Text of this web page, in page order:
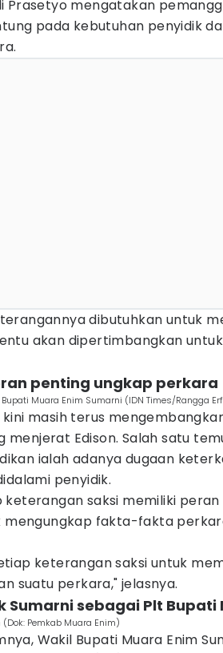
Prasetyo mengatakan
pada kebutuhan penyidik
dibutuhkan untuk
akan dipertimbangkan
penting ungkap perkara
Muara Enim Sumarni (IDN Times/Rangga
kini masih terus
menjerat Edison. Salah satu
ialah adanya dugaan
penyidik.
keterangan saksi memiliki
mengungkap fakta-fakta
keterangan saksi untuk
suatu perkara," jelasnya.
Sumarni sebagai Plt Bupati
Pemkab Muara Enim)
Wakil Bupati Muara Enim